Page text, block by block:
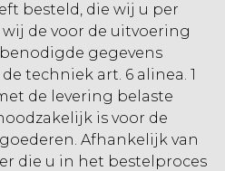
besteld, die wij u per
de voor de uitvoering
gegevens
techniek art. 6 alinea. 1
de levering belaste
is voor de
Afhankelijk van
die u in het bestelproces